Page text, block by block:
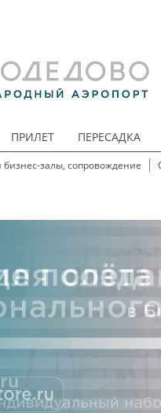
ПРИЛЕТ ПЕРЕСАДКА
залы, сопровождение